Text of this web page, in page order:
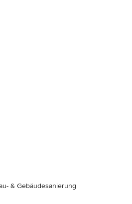
& Gebäudesanierung